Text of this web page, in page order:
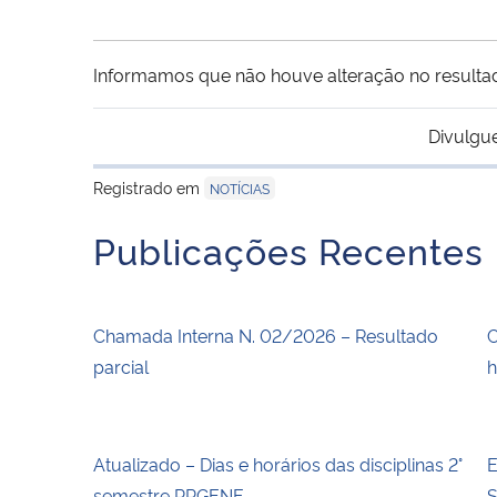
Informamos que não houve alteração no
Registrado em
NOTÍCIAS
Publicações Recentes
Chamada Interna N. 02/2026 – Resultado
parcial
Atualizado – Dias e horários das disciplinas 2°